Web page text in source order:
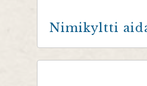
Nimikyltti